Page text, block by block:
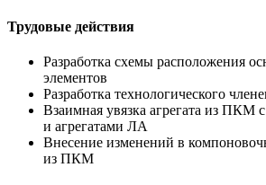
Трудовые действия
Разработка схемы расположения
элементов
Разработка технологического
Взаимная увязка агрегата из ПКМ
и агрегатами ЛА
Внесение изменений в
из ПКМ